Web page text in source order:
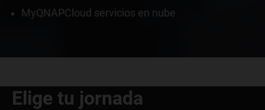
MyQNAPCloud servicios en nube
Elige tu jornada